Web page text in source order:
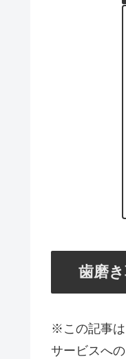
歯磨
※この記事は
サービスへの